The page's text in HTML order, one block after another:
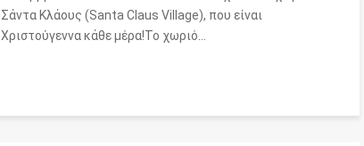
Σάντα Κλάους (Santa Claus Village), που είναι
Χριστούγεννα κάθε μέρα!Το χωριό…